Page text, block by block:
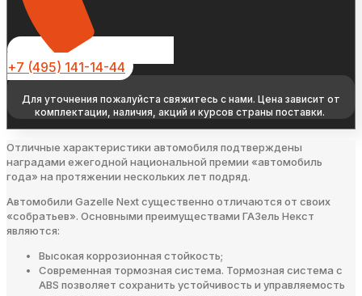
+7 (495) 141-14-44
Для уточнения пожалуйста свяжитесь с нами. Цена зависит от
комплектации, наличия, акций и курсов страны поставки.
Отличные характеристики автомобиля подтверждены
наградами ежегодной национальной премии «автомобиль
года» на протяжении нескольких лет подряд.
Автомобили Gazelle Next существенно отличаются от своих
«собратьев». Основными преимуществами ГАЗель Некст
являются:
Высокая коррозионная стойкость;
Современная тормозная система. Тормозная система с
ABS позволяет сохранить устойчивость и управляемость